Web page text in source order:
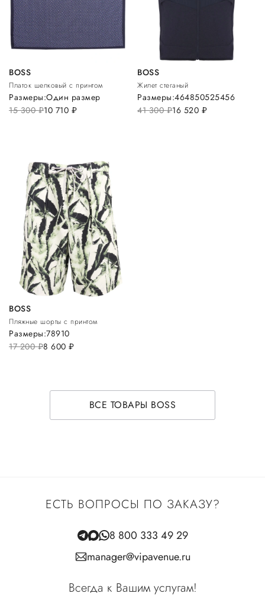
BOSS
Платок шелковый с принтом
15 300руб.10 710 руб.
Размеры:Один размер
BOSS
Жилет стеганый
41 300руб.16 520 руб.
Размеры:464850525456
BOSS
Пляжные шорты с принтом
17 200руб.8 600 руб.
Размеры:78910
ВСЕ ТОВАРЫ BOSS
ЕСТЬ ВОПРОСЫ ПО ЗАКАЗУ?
8 800 333 49 29
manager@vipavenue.ru
Всегда к Вашим услугам!